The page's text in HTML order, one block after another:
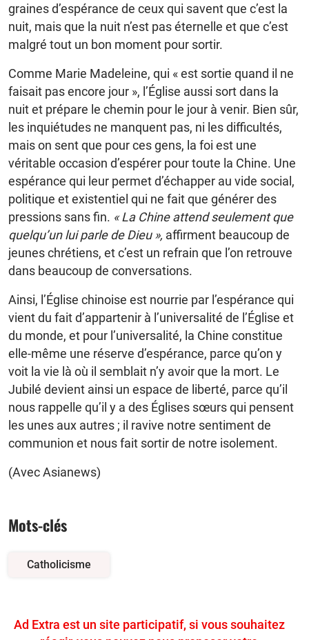
graines d’espérance de ceux qui savent que c’est la
nuit, mais que la nuit n’est pas éternelle et que c’est
malgré tout un bon moment pour sortir.
Comme Marie Madeleine, qui « est sortie quand il ne
faisait pas encore jour », l’Église aussi sort dans la
nuit et prépare le chemin pour le jour à venir. Bien sûr,
les inquiétudes ne manquent pas, ni les difficultés,
mais on sent que pour ces gens, la foi est une
véritable occasion d’espérer pour toute la Chine. Une
espérance qui leur permet d’échapper au vide social,
politique et existentiel qui ne fait que générer des
pressions sans fin. « La Chine attend seulement que
quelqu’un lui parle de Dieu », affirment beaucoup de
jeunes chrétiens, et c’est un refrain que l’on retrouve
dans beaucoup de conversations.
Ainsi, l’Église chinoise est nourrie par l’espérance qui
vient du fait d’appartenir à l’universalité de l’Église et
du monde, et pour l’universalité, la Chine constitue
elle-même une réserve d’espérance, parce qu’on y
voit la vie là où il semblait n’y avoir que la mort. Le
Jubilé devient ainsi un espace de liberté, parce qu’il
nous rappelle qu’il y a des Églises sœurs qui pensent
les unes aux autres ; il ravive notre sentiment de
communion et nous fait sortir de notre isolement.
(Avec Asianews)
Mots-clés
Catholicisme
Ad Extra est un site participatif, si vous souhaitez